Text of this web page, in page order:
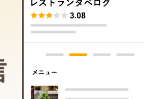
ィールサービス
食べログでお店の情報を発信